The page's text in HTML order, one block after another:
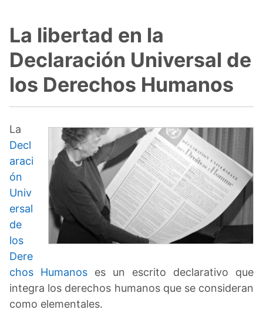
La libertad en la
Declaración Universal de
los Derechos Humanos
La
Decl
araci
ón
Univ
ersal
de
los
Dere
chos Humanos es un escrito declarativo que
integra los derechos humanos que se consideran
como elementales.